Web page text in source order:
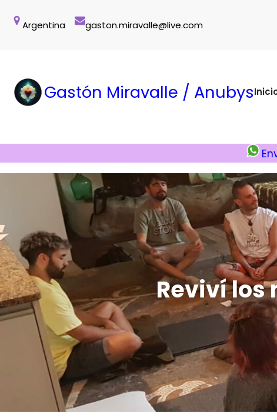
Argentina gaston.miravalle@live.com
Gastón Miravalle / Anubys
Reviví los